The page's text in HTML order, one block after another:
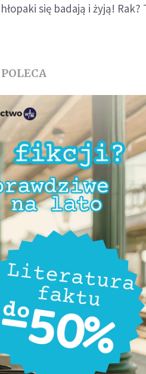
się badają i żyją! Rak?